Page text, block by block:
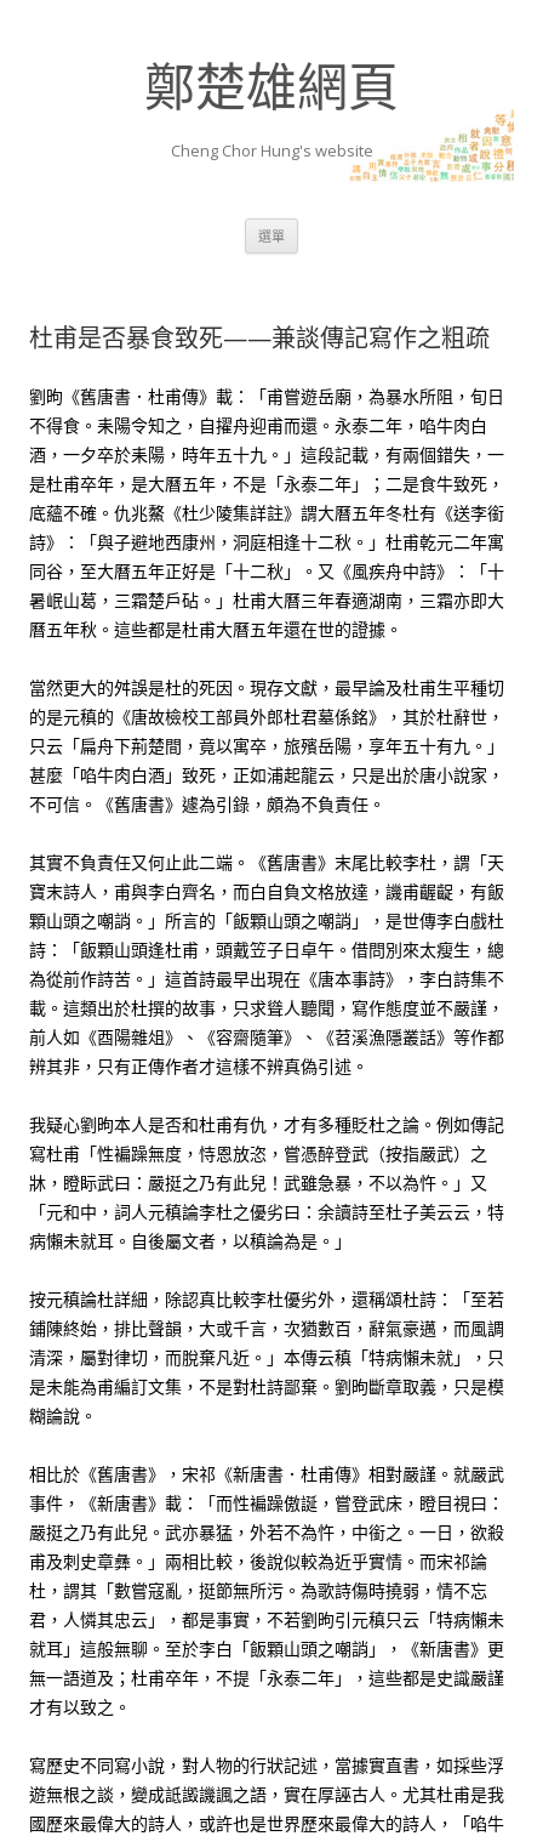
鄭楚雄網頁
Cheng Chor Hung's website
選單
杜甫是否暴食致死——兼談傳記寫作之粗疏
劉昫《舊唐書．杜甫傳》載：「甫嘗遊岳廟，為暴水所阻，旬日
不得食。耒陽令知之，自擢舟迎甫而還。永泰二年，啗牛肉白
酒，一夕卒於耒陽，時年五十九。」這段記載，有兩個錯失，一
是杜甫卒年，是大曆五年，不是「永泰二年」；二是食牛致死，
底蘊不確。仇兆鰲《杜少陵集詳註》謂大曆五年冬杜有《送李銜
詩》：「與子避地西康州，洞庭相逢十二秋。」杜甫乾元二年寓
同谷，至大曆五年正好是「十二秋」。又《風疾舟中詩》：「十
暑岷山葛，三霜楚戶砧。」杜甫大曆三年春適湖南，三霜亦即大
曆五年秋。這些都是杜甫大曆五年還在世的證據。
當然更大的舛誤是杜的死因。現存文獻，最早論及杜甫生平種切
的是元稹的《唐故檢校工部員外郎杜君墓係銘》，其於杜辭世，
只云「扁舟下荊楚間，竟以寓卒，旅殯岳陽，享年五十有九。」
甚麼「啗牛肉白酒」致死，正如浦起龍云，只是出於唐小說家，
不可信。《舊唐書》遽為引錄，頗為不負責任。
其實不負責任又何止此二端。《舊唐書》末尾比較李杜，謂「天
寶末詩人，甫與李白齊名，而白自負文格放達，譏甫齷齪，有飯
顆山頭之嘲誚。」所言的「飯顆山頭之嘲誚」，是世傳李白戲杜
詩：「飯顆山頭逢杜甫，頭戴笠子日卓午。借問別來太瘦生，總
為從前作詩苦。」這首詩最早出現在《唐本事詩》，李白詩集不
載。這類出於杜撰的故事，只求聳人聽聞，寫作態度並不嚴謹，
前人如《酉陽雜俎》、《容齋隨筆》、《苕溪漁隱叢話》等作都
辨其非，只有正傳作者才這樣不辨真偽引述。
我疑心劉昫本人是否和杜甫有仇，才有多種貶杜之論。例如傳記
寫杜甫「性褊躁無度，恃恩放恣，嘗憑醉登武（按指嚴武）之
牀，瞪眎武曰：嚴挺之乃有此兒！武雖急暴，不以為忤。」又
「元和中，詞人元稹論李杜之優劣曰：余讀詩至杜子美云云，特
病懶未就耳。自後屬文者，以稹論為是。」
按元稹論杜詳細，除認真比較李杜優劣外，還稱頌杜詩：「至若
鋪陳終始，排比聲韻，大或千言，次猶數百，辭氣豪邁，而風調
清深，屬對律切，而脫棄凡近。」本傳云稹「特病懶未就」，只
是未能為甫編訂文集，不是對杜詩鄙棄。劉昫斷章取義，只是模
糊論說。
相比於《舊唐書》，宋祁《新唐書．杜甫傳》相對嚴謹。就嚴武
事件，《新唐書》載：「而性褊躁傲誕，嘗登武床，瞪目視曰：
嚴挺之乃有此兒。武亦暴猛，外若不為忤，中銜之。一日，欲殺
甫及刺史章彝。」兩相比較，後說似較為近乎實情。而宋祁論
杜，謂其「數嘗寇亂，挺節無所污。為歌詩傷時撓弱，情不忘
君，人憐其忠云」，都是事實，不若劉昫引元稹只云「特病懶未
就耳」這般無聊。至於李白「飯顆山頭之嘲誚」，《新唐書》更
無一語道及；杜甫卒年，不提「永泰二年」，這些都是史識嚴謹
才有以致之。
寫歷史不同寫小說，對人物的行狀記述，當據實直書，如採些浮
遊無根之談，變成詆譭譏諷之語，實在厚誣古人。尤其杜甫是我
國歷來最偉大的詩人，或許也是世界歷來最偉大的詩人，「啗牛